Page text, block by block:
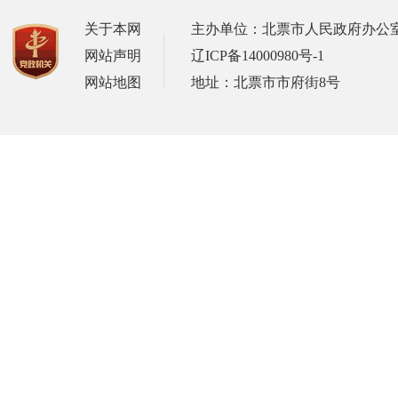
关于本网
网站声明
网站地图
主办单位：北票市人民政府办公
辽ICP备14000980号-1
地址：北票市市府街8号